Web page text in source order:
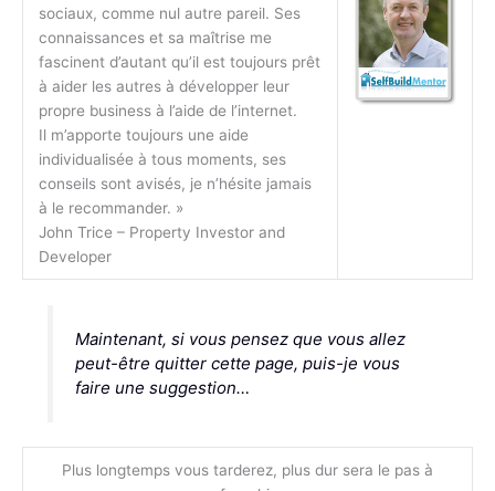
sociaux, comme nul autre pareil. Ses
connaissances et sa maîtrise me
fascinent d’autant qu’il est toujours prêt
à aider les autres à développer leur
propre business à l’aide de l’internet.
Il m’apporte toujours une aide
individualisée à tous moments, ses
conseils sont avisés, je n’hésite jamais
à le recommander. »
John Trice – Property Investor and
Developer
Maintenant, si vous pensez que vous allez
peut-être quitter cette page, puis-je vous
faire une suggestion…
Plus longtemps vous tarderez, plus dur sera le pas à